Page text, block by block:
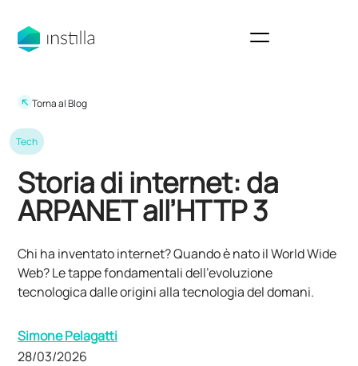
Torna al Blog
Tech
Storia di internet: da
ARPANET all’HTTP 3
Chi ha inventato internet? Quando è nato il World Wide
Web? Le tappe fondamentali dell’evoluzione
tecnologica dalle origini alla tecnologia del domani.
Simone Pelagatti
28/03/2026